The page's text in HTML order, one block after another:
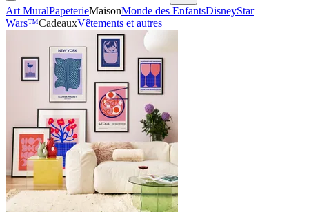
Art MuralPapeterieMaisonMonde des EnfantsDisneyStar
Wars™CadeauxVêtements et autres